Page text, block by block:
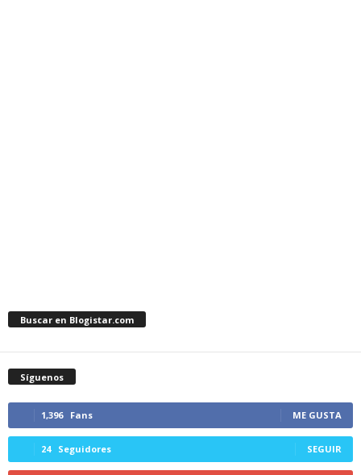
Buscar en Blogistar.com
Síguenos
1,396 Fans ME GUSTA
24 Seguidores SEGUIR